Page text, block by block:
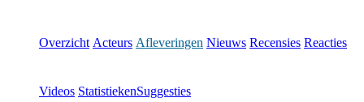
Overzicht Acteurs Afleveringen Nieuws Recensies Reacties
Videos StatistiekenSuggesties